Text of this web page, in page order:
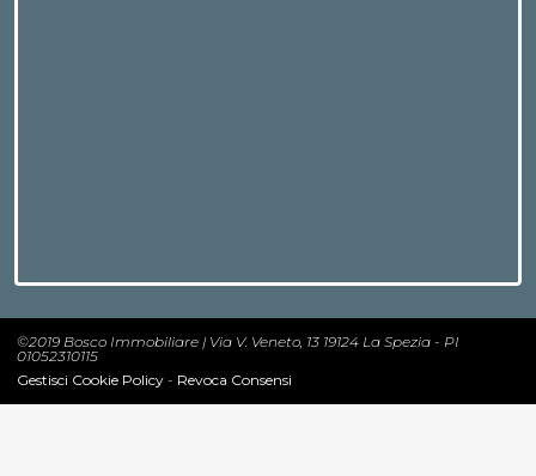
©2019 Bosco Immobiliare | Via V. Veneto, 13 19124 La Spezia - PI
01052310115
Gestisci Cookie Policy - Revoca Consensi